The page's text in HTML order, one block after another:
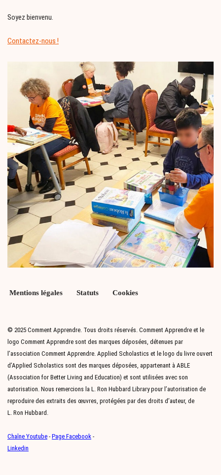
Soyez bienvenu.
Contactez-nous !
Mentions légales Statuts Cookies
© 2025 Comment Apprendre. Tous droits réservés. Comment Apprendre et le
logo Comment Apprendre sont des marques déposées, détenues par
l’association Comment Apprendre. Applied Scholastics et le logo du livre ouvert
d’Applied Scholastics sont des marques déposées, appartenant à ABLE
(Association for Better Living and Education) et sont utilisées avec son
autorisation. Nous remercions la L. Ron Hubbard Library pour l’autorisation de
reproduire des extraits des œuvres, protégées par des droits d’auteur, de
L. Ron Hubbard.
Chaîne Youtube - Page Facebook -
Linkedin